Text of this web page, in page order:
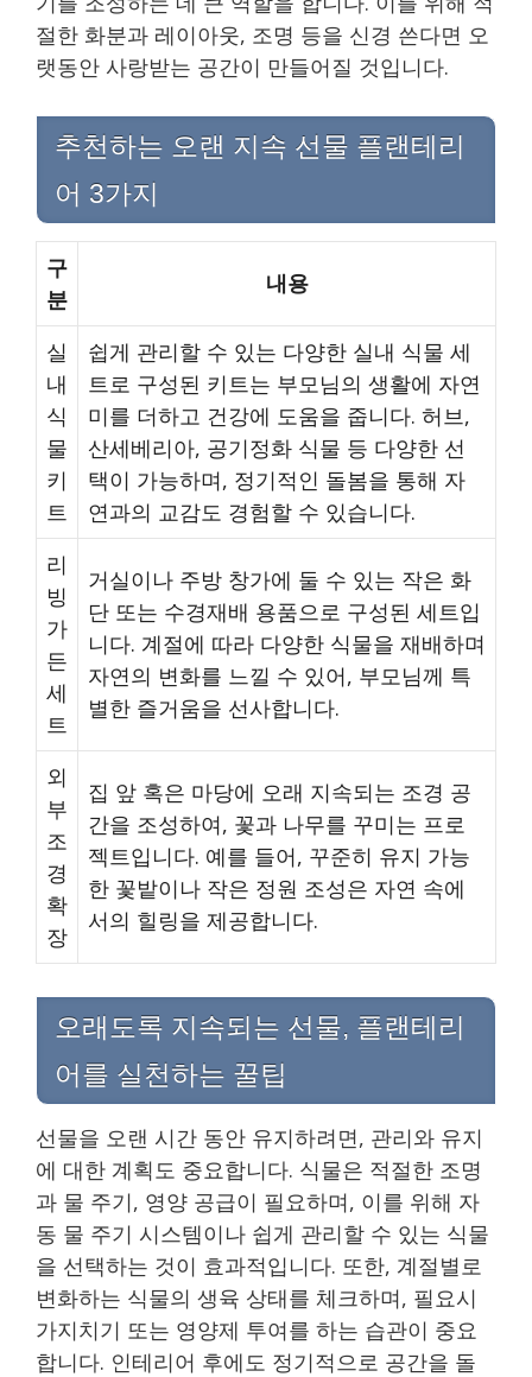
절한 화분과 레이아웃, 조명 등을 신경 쓴다면 오
랫동안 사랑받는 공간이 만들어질 것입니다.
추천하는 오랜 지속 선물 플랜테리
어 3가지
구
분
내용
실
내
식
물
키
트
쉽게 관리할 수 있는 다양한 실내 식물 세
트로 구성된 키트는 부모님의 생활에 자연
미를 더하고 건강에 도움을 줍니다. 허브,
산세베리아, 공기정화 식물 등 다양한 선
택이 가능하며, 정기적인 돌봄을 통해 자
연과의 교감도 경험할 수 있습니다.
리
빙
가
든
세
트
거실이나 주방 창가에 둘 수 있는 작은 화
단 또는 수경재배 용품으로 구성된 세트입
니다. 계절에 따라 다양한 식물을 재배하며
자연의 변화를 느낄 수 있어, 부모님께 특
별한 즐거움을 선사합니다.
외
부
조
경
확
장
집 앞 혹은 마당에 오래 지속되는 조경 공
간을 조성하여, 꽃과 나무를 꾸미는 프로
젝트입니다. 예를 들어, 꾸준히 유지 가능
한 꽃밭이나 작은 정원 조성은 자연 속에
서의 힐링을 제공합니다.
오래도록 지속되는 선물, 플랜테리
어를 실천하는 꿀팁
선물을 오랜 시간 동안 유지하려면, 관리와 유지
에 대한 계획도 중요합니다. 식물은 적절한 조명
과 물 주기, 영양 공급이 필요하며, 이를 위해 자
동 물 주기 시스템이나 쉽게 관리할 수 있는 식물
을 선택하는 것이 효과적입니다. 또한, 계절별로
변화하는 식물의 생육 상태를 체크하며, 필요시
가지치기 또는 영양제 투여를 하는 습관이 중요
합니다. 인테리어 후에도 정기적으로 공간을 돌